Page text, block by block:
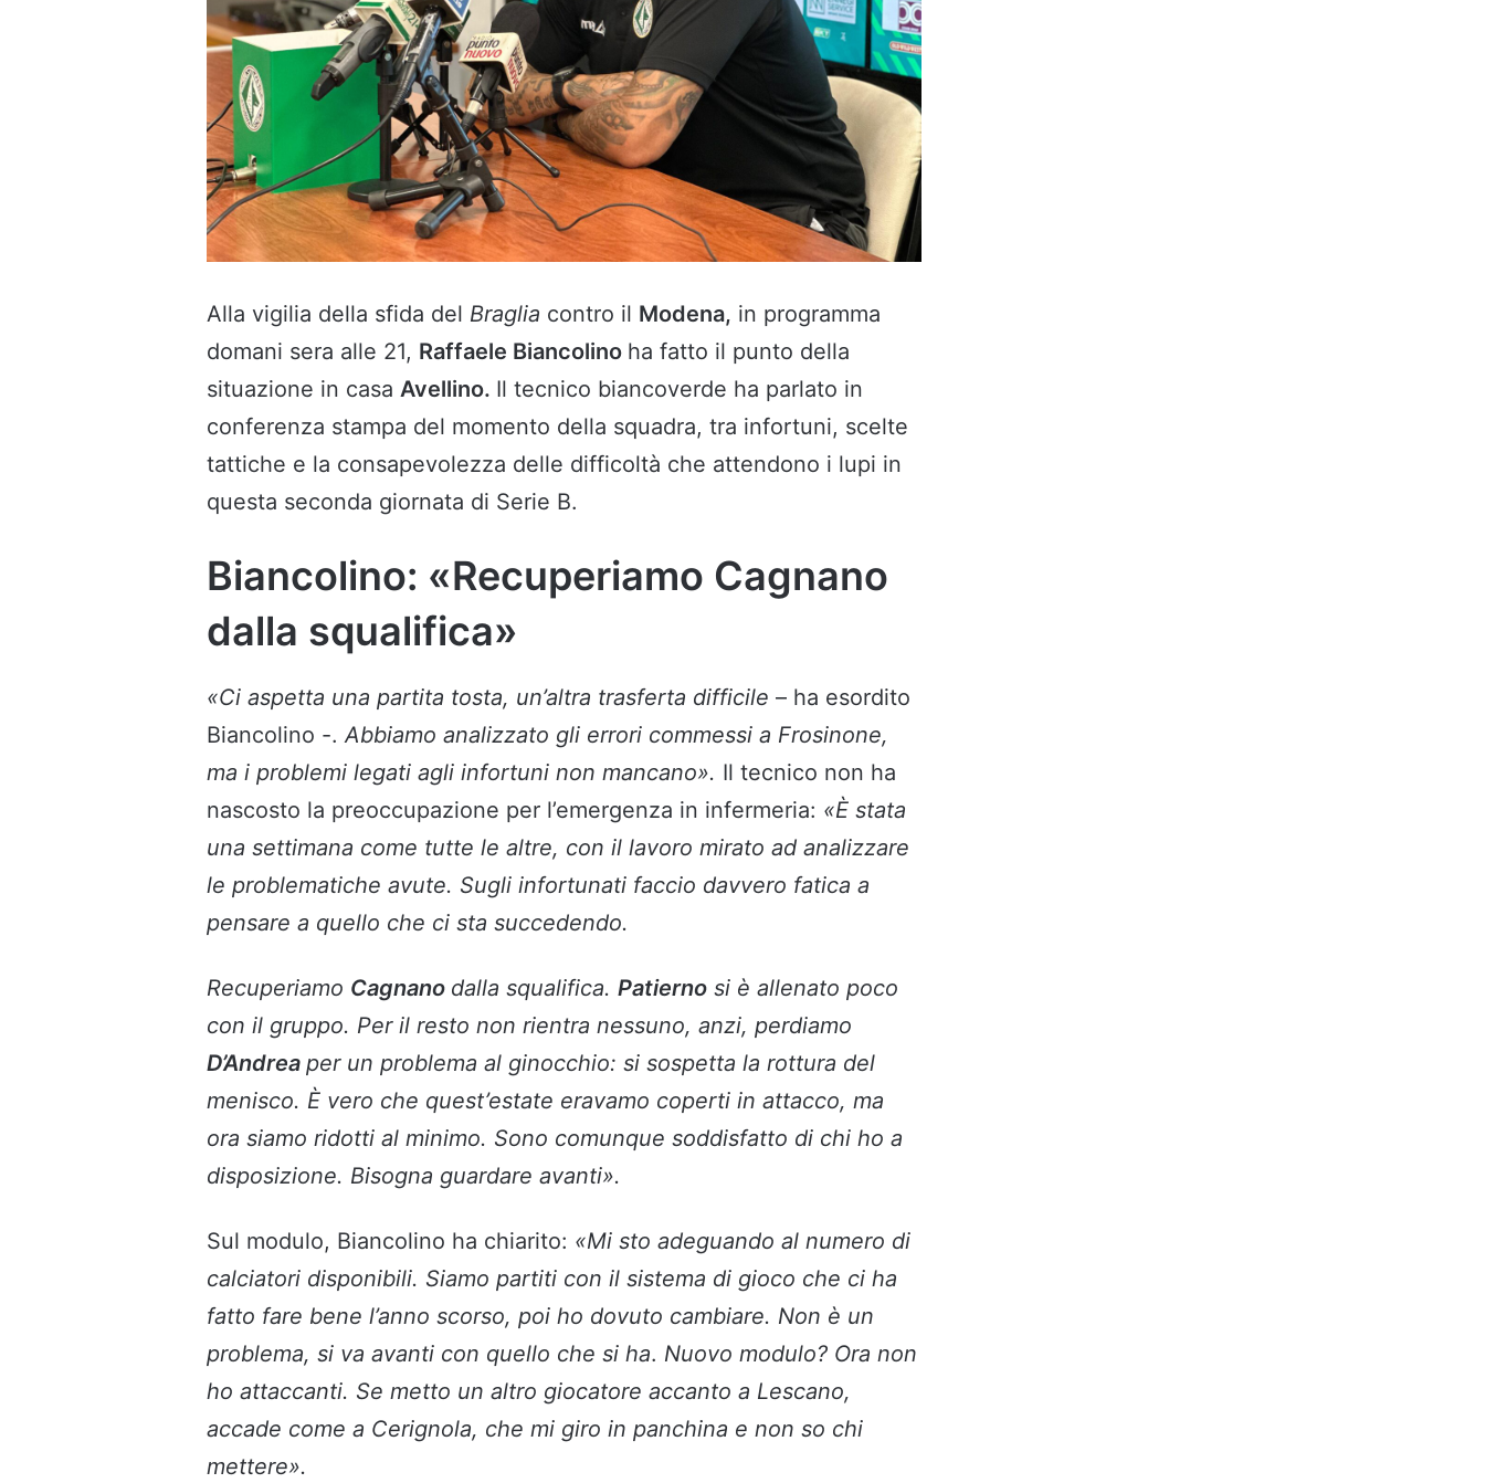
Alla vigilia della sfida del Braglia contro il Modena, in programma
domani sera alle 21, Raffaele Biancolino ha fatto il punto della
situazione in casa Avellino. Il tecnico biancoverde ha parlato in
conferenza stampa del momento della squadra, tra infortuni, scelte
tattiche e la consapevolezza delle difficoltà che attendono i lupi in
questa seconda giornata di Serie B.
Biancolino: «Recuperiamo Cagnano
dalla squalifica»
«Ci aspetta una partita tosta, un’altra trasferta difficile – ha esordito
Biancolino -.Abbiamo analizzato gli errori commessi a Frosinone,
ma i problemi legati agli infortuni non mancano». Il tecnico non ha
nascosto la preoccupazione per l’emergenza in infermeria: «È stata
una settimana come tutte le altre, con il lavoro mirato ad analizzare
le problematiche avute. Sugli infortunati faccio davvero fatica a
pensare a quello che ci sta succedendo.
Recuperiamo Cagnano dalla squalifica. Patierno si è allenato poco
con il gruppo. Per il resto non rientra nessuno, anzi, perdiamo
D’Andrea per un problema al ginocchio: si sospetta la rottura del
menisco. È vero che quest’estate eravamo coperti in attacco, ma
ora siamo ridotti al minimo. Sono comunque soddisfatto di chi ho a
disposizione. Bisogna guardare avanti».
Sul modulo, Biancolino ha chiarito: «Mi sto adeguando al numero di
calciatori disponibili. Siamo partiti con il sistema di gioco che ci ha
fatto fare bene l’anno scorso, poi ho dovuto cambiare. Non è un
problema, si va avanti con quello che si ha. Nuovo modulo? Ora non
ho attaccanti. Se metto un altro giocatore accanto a Lescano,
accade come a Cerignola, che mi giro in panchina e non so chi
mettere».